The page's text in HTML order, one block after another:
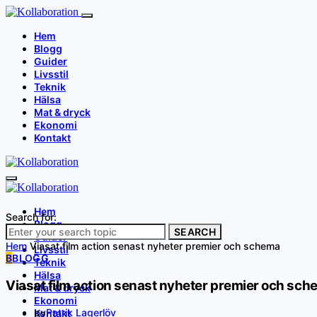
Hem
Blogg
Guider
Livsstil
Teknik
Hälsa
Mat & dryck
Ekonomi
Kontakt
Hem
Blogg
Guider
Livsstil
Teknik
Hälsa
Mat & dryck
Ekonomi
Kontakt
Search for:
SEARCH
Hem Viasat film action senast nyheter premier och schema
BBLOGG
Viasat film action senast nyheter premier och
byPatrik Lagerlöv